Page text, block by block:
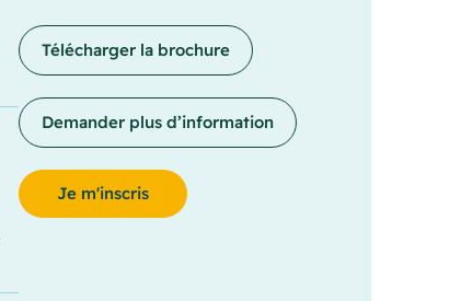
Télécharger la brochure
Demander plus d’information
Je m'inscris